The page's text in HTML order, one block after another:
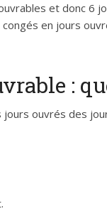
et donc 6
en jours
:
ouvrés des